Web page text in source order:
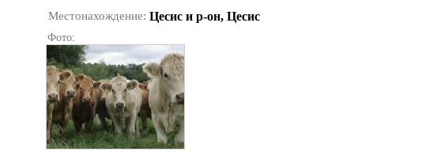
Местонахождение: Цесис и р-он, Цесис
Фото: